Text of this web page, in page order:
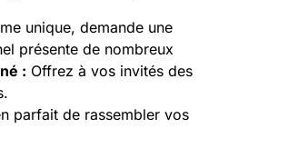
unique, demande une
présente de nombreux
: Offrez à vos invités des
parfait de rassembler vos